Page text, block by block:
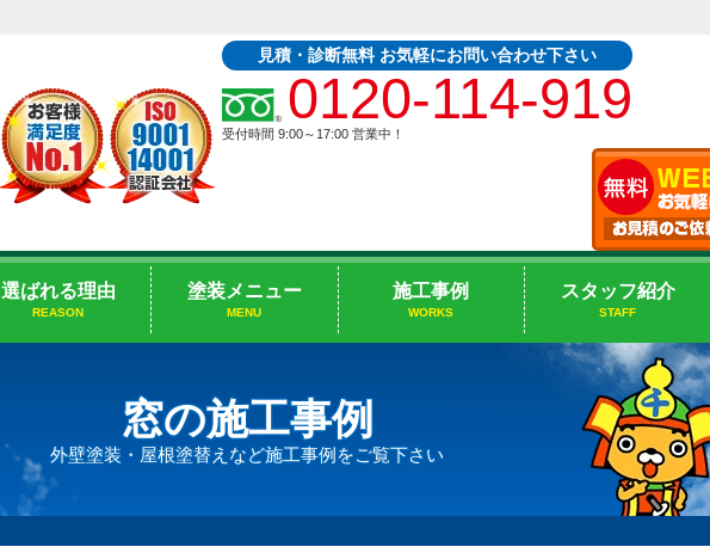
見積・診断無料 お気軽にお問い合わせ下さい
0120-114-919
受付時間 9:00～17:00 営業中！
選ばれる理由
REASON
塗装メニュー
MENU
施工事例
WORKS
スタッフ紹介
STAFF
窓の施工事例
外壁塗装・屋根塗替えなど施工事例をご覧下さい